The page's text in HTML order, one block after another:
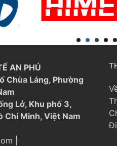
AN PHÚ
Chùa Láng, Phường
Lở, Khu phố 3,
Chí Minh, Việt Nam